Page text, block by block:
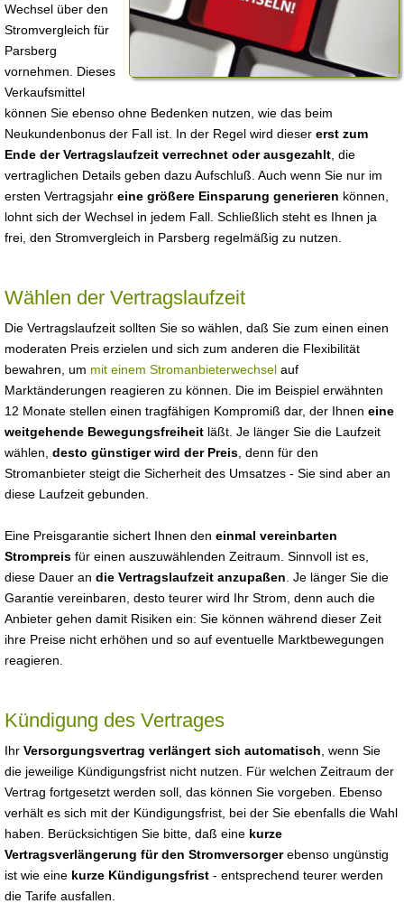
Wechsel über den
Stromvergleich für
Parsberg
vornehmen. Dieses
Verkaufsmittel
können Sie ebenso ohne Bedenken nutzen, wie das beim
Neukundenbonus der Fall ist. In der Regel wird dieser erst zum
Ende der Vertragslaufzeit verrechnet oder ausgezahlt , die
vertraglichen Details geben dazu Aufschluß. Auch wenn Sie nur im
ersten Vertragsjahr eine größere Einsparung generieren können,
lohnt sich der Wechsel in jedem Fall. Schließlich steht es Ihnen ja
frei, den Stromvergleich in Parsberg regelmäßig zu nutzen.
Wählen der Vertragslaufzeit
Die Vertragslaufzeit sollten Sie so wählen, daß Sie zum einen einen
moderaten Preis erzielen und sich zum anderen die Flexibilität
bewahren, um mit einem Stromanbieterwechsel auf
Marktänderungen reagieren zu können. Die im Beispiel erwähnten
12 Monate stellen einen tragfähigen Kompromiß dar, der Ihnen eine
weitgehende Bewegungsfreiheit läßt. Je länger Sie die Laufzeit
wählen, desto günstiger wird der Preis , denn für den
Stromanbieter steigt die Sicherheit des Umsatzes - Sie sind aber an
diese Laufzeit gebunden.
Eine Preisgarantie sichert Ihnen den einmal vereinbarten
Strompreis für einen auszuwählenden Zeitraum. Sinnvoll ist es,
diese Dauer an die Vertragslaufzeit anzupaßen . Je länger Sie die
Garantie vereinbaren, desto teurer wird Ihr Strom, denn auch die
Anbieter gehen damit Risiken ein: Sie können während dieser Zeit
ihre Preise nicht erhöhen und so auf eventuelle Marktbewegungen
reagieren.
Kündigung des Vertrages
Ihr Versorgungsvertrag verlängert sich automatisch , wenn Sie
die jeweilige Kündigungsfrist nicht nutzen. Für welchen Zeitraum der
Vertrag fortgesetzt werden soll, das können Sie vorgeben. Ebenso
verhält es sich mit der Kündigungsfrist, bei der Sie ebenfalls die Wahl
haben. Berücksichtigen Sie bitte, daß eine kurze
Vertragsverlängerung für den Stromversorgerebenso ungünstig
ist wie eine kurze Kündigungsfrist - entsprechend teurer werden
die Tarife ausfallen.